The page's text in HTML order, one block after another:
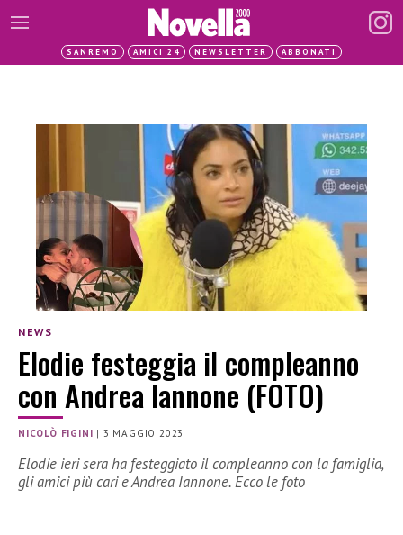
SANREMO AMICI 24 NEWSLETTER ABBONATI
NEWS
Elodie festeggia il compleanno
con Andrea Iannone (FOTO)
NICOLÒ FIGINI | 3 MAGGIO 2023
Elodie ieri sera ha festeggiato il compleanno con la famiglia,
gli amici più cari e Andrea Iannone. Ecco le foto